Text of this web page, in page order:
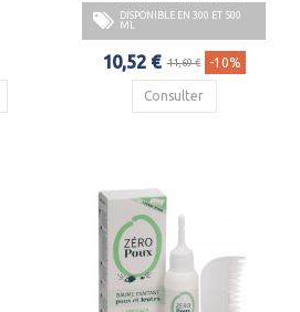
DISPONIBLE EN 300 ET 500
ML
10,52 € 11,69 € -10%
Consulter